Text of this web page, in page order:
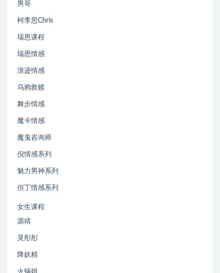
男哥
柯李思Chris
瑞恩课程
瑞恩情感
浪迹情感
乌鸦救赎
舞步情感
魔卡情感
魔鬼咨询师
倪情感系列
魅力男神系列
但丁情感系列
女生课程
源靖
灵彤彤
降妖精